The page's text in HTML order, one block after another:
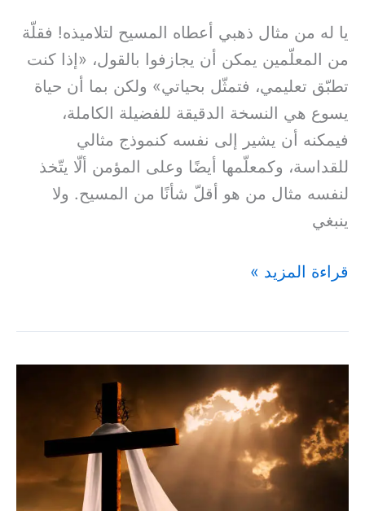
يا له من مثال ذهبي أعطاه المسيح لتلاميذه! فقلّة
من المعلّمين يمكن أن يجازفوا بالقول، «إذا كنت
تطبّق تعليمي، فتمثّل بحياتي» ولكن بما أن حياة
يسوع هي النسخة الدقيقة للفضيلة الكاملة،
فيمكنه أن يشير إلى نفسه كنموذج مثالي
للقداسة، وكمعلّمها أيضًا وعلى المؤمن ألّا يتّخذ
لنفسه مثال من هو أقلّ شأنًا من المسيح. ولا
ينبغي
(أفسس
٢٥:٥)
قراءة المزيد »
تقوّى
بالإيمان